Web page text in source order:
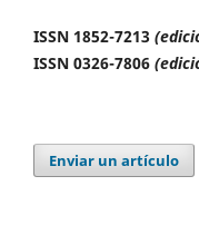
ISSN 1852-7213
ISSN 0326-7806
Enviar un artículo